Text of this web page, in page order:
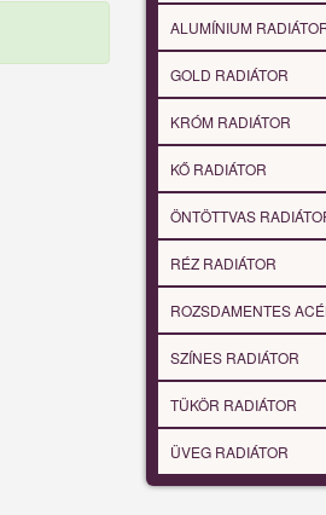
ALUMÍNIUM
GOLD RADIÁTOR
KRÓM RADIÁTOR
KŐ RADIÁTOR
ÖNTÖTTVAS
RÉZ RADIÁTOR
ROZSDAMENTES
SZÍNES RADIÁTOR
TÜKÖR RADIÁTOR
ÜVEG RADIÁTOR